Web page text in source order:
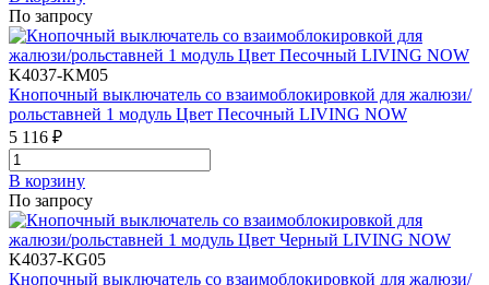
По запросу
K4037-KM05
Кнопочный выключатель со взаимоблокировкой для жалюзи/
рольставней 1 модуль Цвет Песочный LIVING NOW
5 116 ₽
В корзинy
По запросу
K4037-KG05
Кнопочный выключатель со взаимоблокировкой для жалюзи/